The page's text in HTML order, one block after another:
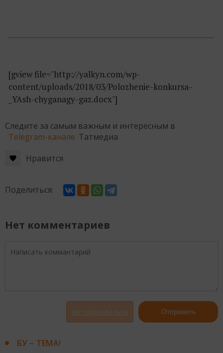
[gview file="http://yalkyn.com/wp-
content/uploads/2018/03/Polozhenie-konkursa-
_YAsh-chyganagy-gaz.docx"]
Следите за самым важным и интересным в
Telegram-канале Татмедиа
Нравится
Поделиться:
Нет комментариев
Авторизоваться Отправить
БУ – ТЕМА!